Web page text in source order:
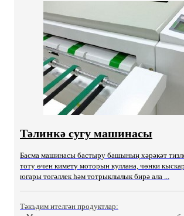
Тәлинкә сугу машинасы
Басма машинасы бастыру башының хәрәкәт
тоту өчен киметү моторын куллана, чөнки
югары төгәллек һәм тотрыклылык бирә ала ...
Тәкъдим ителгән продуктлар: